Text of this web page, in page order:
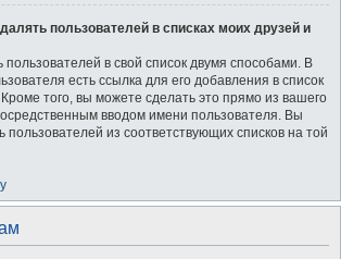
пользователей в списках моих друзей и
в свой список двумя способами. В
есть ссылка для его добавления в список
того, вы можете сделать это прямо из вашего
вводом имени пользователя. Вы
пользователей из соответствующих списков на той